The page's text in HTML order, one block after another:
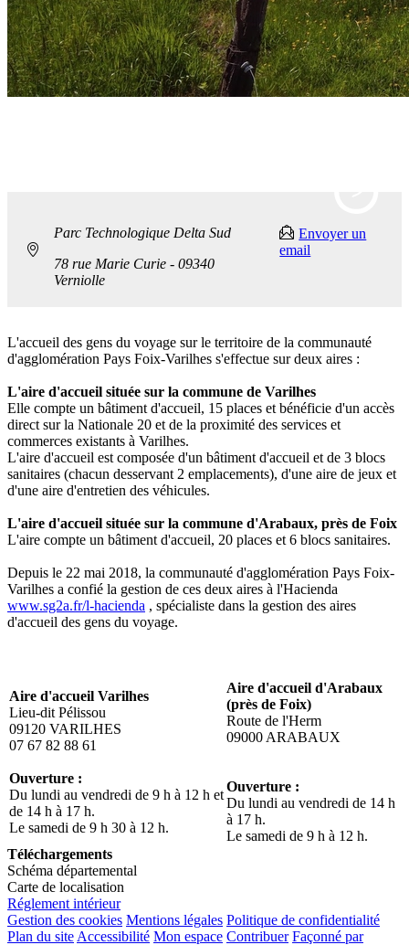
Parc Technologique Delta Sud
78 rue Marie Curie - 09340
Verniolle
Envoyer un
email
L'accueil des gens du voyage sur le territoire de la communauté
d'agglomération Pays Foix-Varilhes s'effectue sur deux aires :
L'aire d'accueil située sur la commune de Varilhes
Elle compte un bâtiment d'accueil, 15 places et bénéficie d'un accès
direct sur la Nationale 20 et de la proximité des services et
commerces existants à Varilhes.
L'aire d'accueil est composée d'un bâtiment d'accueil et de 3 blocs
sanitaires (chacun desservant 2 emplacements), d'une aire de jeux et
d'une aire d'entretien des véhicules.
L'aire d'accueil située sur la commune d'Arabaux, près de Foix
L'aire compte un bâtiment d'accueil, 20 places et 6 blocs sanitaires.
Depuis le 22 mai 2018, la communauté d'agglomération Pays Foix-
Varilhes a confié la gestion de ces deux aires à l'Hacienda
www.sg2a.fr/l-hacienda , spécialiste dans la gestion des aires
d'accueil des gens du voyage.
Aire d'accueil Varilhes
Lieu-dit Pélissou
09120 VARILHES
07 67 82 88 61
Ouverture :
Du lundi au vendredi de 9 h à 12 h et
de 14 h à 17 h.
Le samedi de 9 h 30 à 12 h.
Aire d'accueil d'Arabaux
(près de Foix)
Route de l'Herm
09000 ARABAUX
Ouverture :
Du lundi au vendredi de 14 h
à 17 h.
Le samedi de 9 h à 12 h.
Téléchargements
Schéma départemental
Carte de localisation
Réglement intérieur
Gestion des cookies Mentions légales Politique de confidentialité
Plan du site Accessibilité Mon espace Contribuer Façonné par